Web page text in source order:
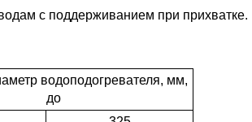
с поддерживанием при прихватке.
водоподогревателя, мм,
до